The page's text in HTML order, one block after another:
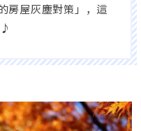
房屋灰塵對策」，這